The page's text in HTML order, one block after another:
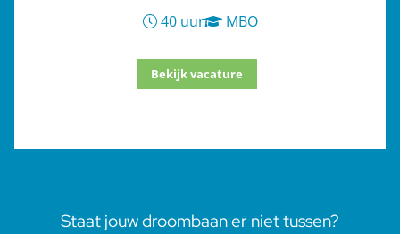
40 uur MBO
Bekijk vacature
Staat jouw droombaan er niet tussen?